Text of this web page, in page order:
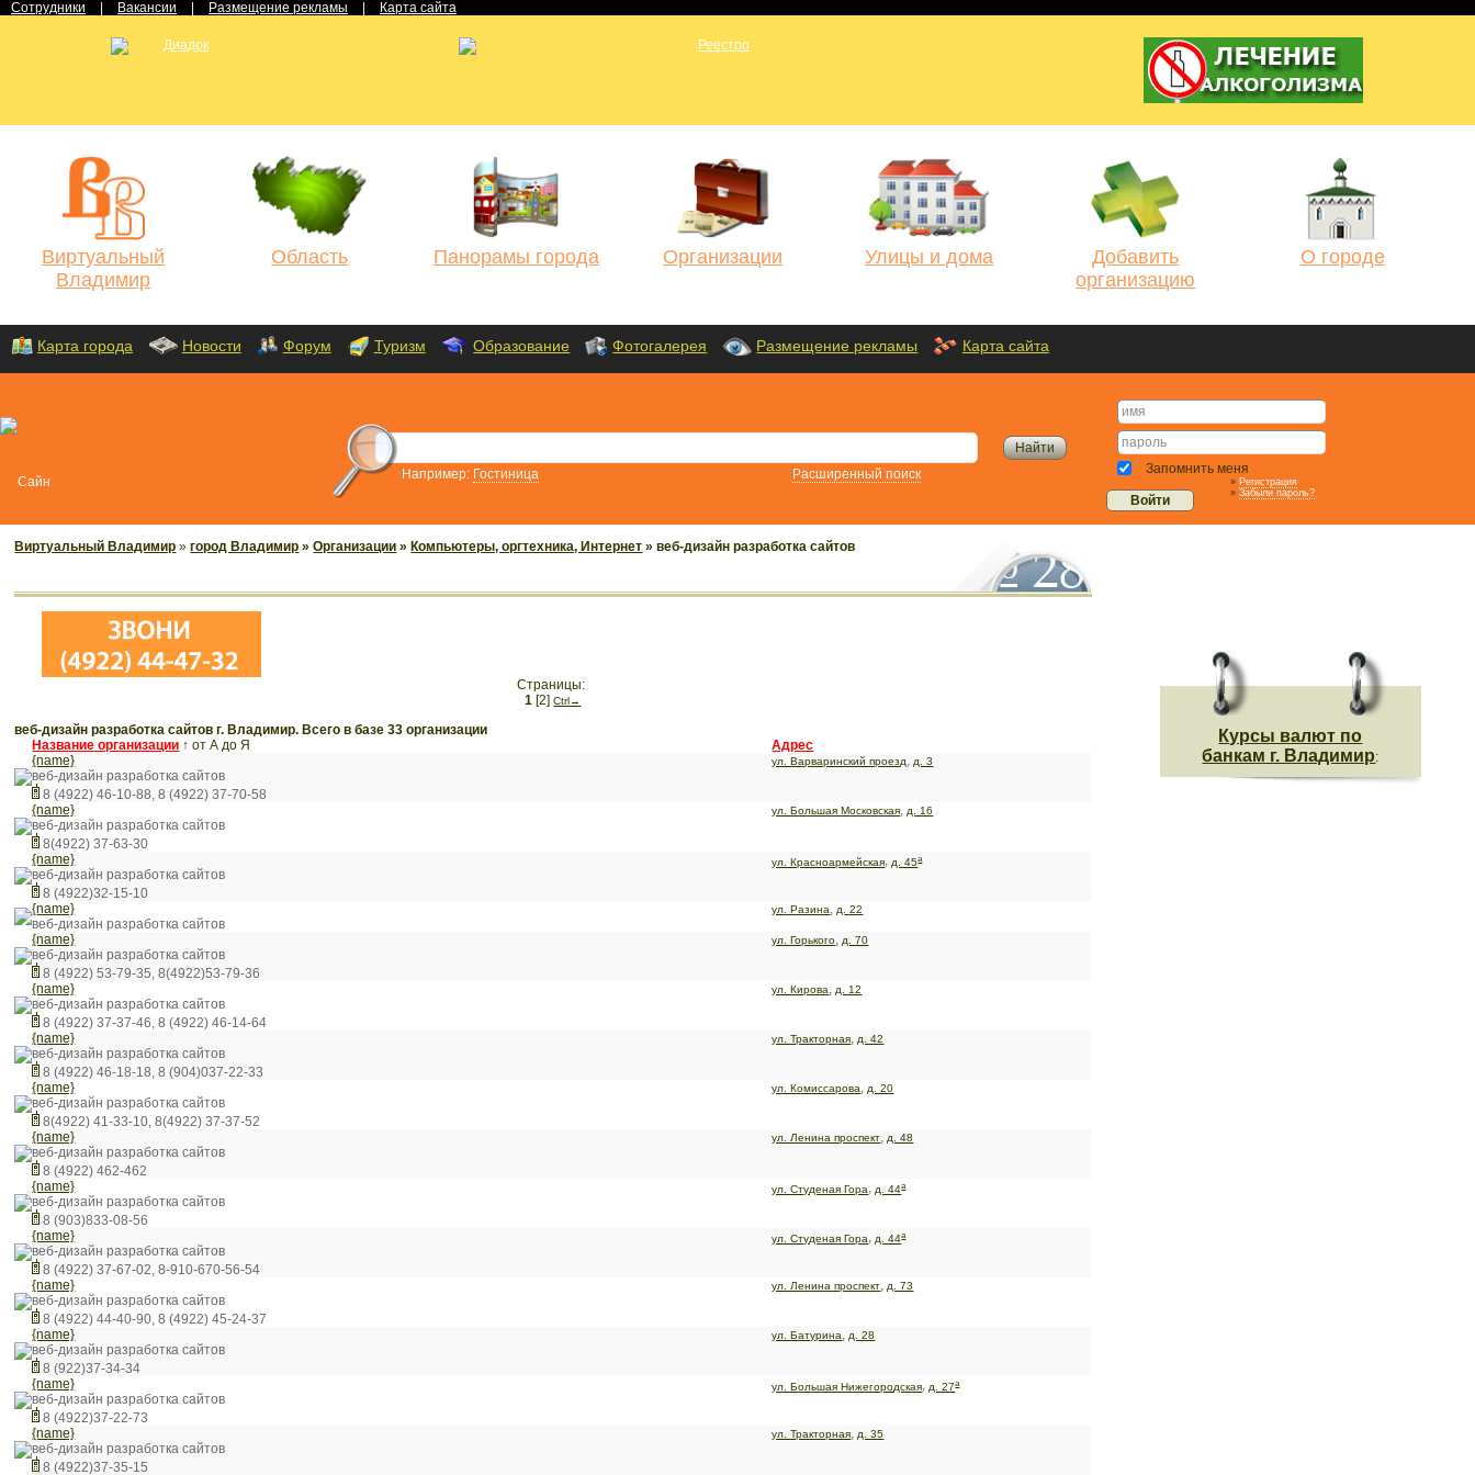
Сотрудники Вакансии Размещение рекламы Карта сайта
Виртуальный
Владимир
Область Панорамы города Организации Улицы и дома
Добавить
организацию
О городе
Карта города Новости Форум Туризм Образование Фотогалерея Размещение рекламы Карта сайта
Например: Гостиница Расширенный поиск Запомнить меня
» Регистрация
» Забыли пароль?
Виртуальный Владимир »город Владимир »Организации » Компьютеры, оргтехника, Интернет » веб-дизайн разработка сайтов
Страницы:
1 [2] Сtrl→
веб-дизайн разработка сайтов г. Владимир. Всего в базе 33 организации
Название организации ↑ от А до Я
Адрес
{name}
веб-дизайн разработка сайтов
8 (4922) 46-10-88, 8 (4922) 37-70-58
ул. Варваринский проезд,д. 3
{name}
веб-дизайн разработка сайтов
8(4922) 37-63-30
ул. Большая Московская,д. 16
{name}
веб-дизайн разработка сайтов
8 (4922)32-15-10
ул. Красноармейская, д. 45а
{name}
веб-дизайн разработка сайтов
ул. Разина,д. 22
{name}
веб-дизайн разработка сайтов
8 (4922) 53-79-35, 8(4922)53-79-36
ул. Горького,д. 70
{name}
веб-дизайн разработка сайтов
8 (4922) 37-37-46, 8 (4922) 46-14-64
ул. Кирова,д. 12
{name}
веб-дизайн разработка сайтов
8 (4922) 46-18-18, 8 (904)037-22-33
ул. Тракторная,д. 42
{name}
веб-дизайн разработка сайтов
8(4922) 41-33-10, 8(4922) 37-37-52
ул. Комиссарова,д. 20
{name}
веб-дизайн разработка сайтов
8 (4922) 462-462
ул. Ленина проспект,д. 48
{name}
веб-дизайн разработка сайтов
8 (903)833-08-56
ул. Студеная Гора, д. 44а
{name}
веб-дизайн разработка сайтов
8 (4922) 37-67-02, 8-910-670-56-54
ул. Студеная Гора, д. 44а
{name}
веб-дизайн разработка сайтов
8 (4922) 44-40-90, 8 (4922) 45-24-37
ул. Ленина проспект,д. 73
{name}
веб-дизайн разработка сайтов
8 (922)37-34-34
ул. Батурина,д. 28
{name}
веб-дизайн разработка сайтов
8 (4922)37-22-73
ул. Большая Нижегородская, д. 27а
{name}
веб-дизайн разработка сайтов
8 (4922)37-35-15
ул. Тракторная,д. 35
Курсы валют по
банкам г. Владимир: